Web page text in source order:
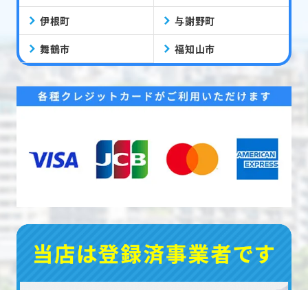
伊根町 与謝野町
舞鶴市 福知山市